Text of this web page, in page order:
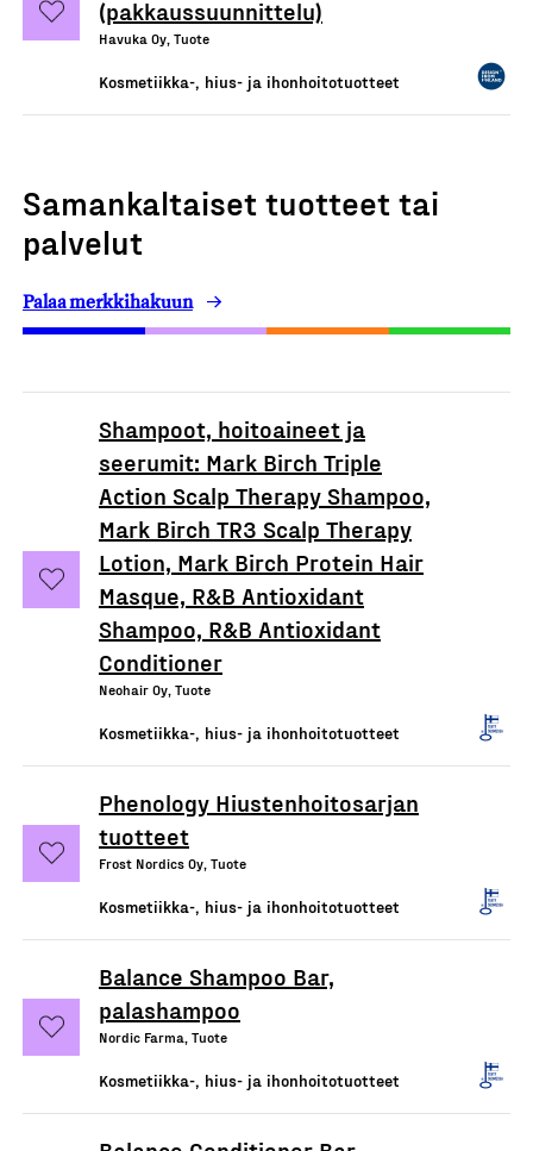
(pakkaussuunnittelu)
Havuka Oy, Tuote
Kosmetiikka-, hius- ja ihonhoitotuotteet
Samankaltaiset tuotteet tai
palvelut
Palaa merkkihakuun
Shampoot, hoitoaineet ja
seerumit: Mark Birch Triple
Action Scalp Therapy Shampoo,
Mark Birch TR3 Scalp Therapy
Lotion, Mark Birch Protein Hair
Masque, R&B Antioxidant
Shampoo, R&B Antioxidant
Conditioner
Neohair Oy, Tuote
Kosmetiikka-, hius- ja ihonhoitotuotteet
Phenology Hiustenhoitosarjan
tuotteet
Frost Nordics Oy, Tuote
Kosmetiikka-, hius- ja ihonhoitotuotteet
Balance Shampoo Bar,
palashampoo
Nordic Farma, Tuote
Kosmetiikka-, hius- ja ihonhoitotuotteet